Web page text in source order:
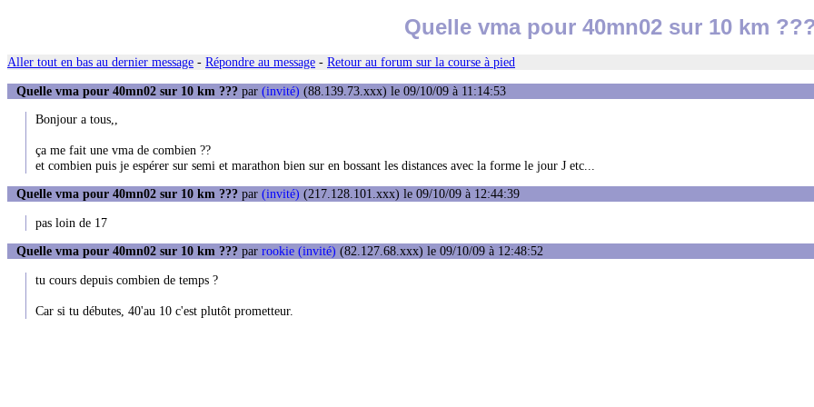
Quelle vma pour 40mn02 sur 10 km
Aller tout en bas au dernier message - Répondre au message - Retour au forum sur la course à pied
Quelle vma pour 40mn02 sur 10 km ??? par (invité) (88.139.73.xxx) le 09/10/09 à 11:14:53
Bonjour a tous,,
ça me fait une vma de combien ??
et combien puis je espérer sur semi et marathon bien sur en bossant les distances avec la forme le jour J etc...
Quelle vma pour 40mn02 sur 10 km ??? par (invité) (217.128.101.xxx) le 09/10/09 à 12:44:39
pas loin de 17
Quelle vma pour 40mn02 sur 10 km ??? par rookie (invité) (82.127.68.xxx) le 09/10/09 à 12:48:52
tu cours depuis combien de temps ?
Car si tu débutes, 40'au 10 c'est plutôt prometteur.